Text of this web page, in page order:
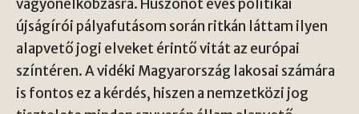
vagyonelkobzásra. Huszonöt éves politikai
újságírói pályafutásom során ritkán láttam ilyen
alapvető jogi elveket érintő vitát az európai
színtéren. A vidéki Magyarország lakosai számára
is fontos ez a kérdés, hiszen a nemzetközi jog